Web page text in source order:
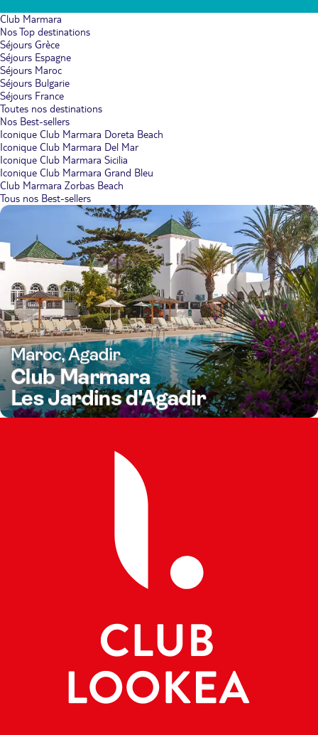
Club Marmara
Nos Top destinations
Séjours Grèce
Séjours Espagne
Séjours Maroc
Séjours Bulgarie
Séjours France
Toutes nos destinations
Nos Best-sellers
Iconique Club Marmara Doreta Beach
Iconique Club Marmara Del Mar
Iconique Club Marmara Sicilia
Iconique Club Marmara Grand Bleu
Club Marmara Zorbas Beach
Tous nos Best-sellers